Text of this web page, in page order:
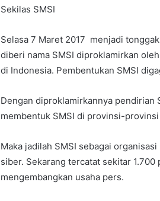
Sekilas SMSI
Selasa 7 Maret 2017 menjadi
diberi nama SMSI diproklamirkan
di Indonesia. Pembentukan SMSI
Dengan diproklamirkannya pendirian
membentuk SMSI di provinsi-
Maka jadilah SMSI sebagai
siber. Sekarang tercatat sekitar
mengembangkan usaha pers.